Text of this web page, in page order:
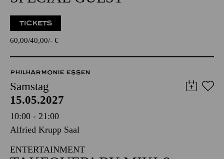
TAKEOVER! BY MIKI &
SPECIAL GUEST
60,00 40,00 -€
PHILHARMONIE ESSEN
Samstag
15.05.2027
10:00 - 21:00